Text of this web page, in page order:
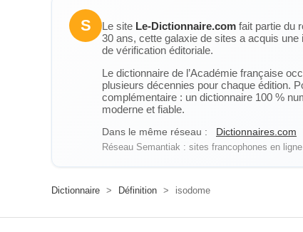
S Le site Le-Dictionnaire.com fait partie du
30 ans, cette galaxie de sites a acquis
de vérification éditoriale.
Le dictionnaire de l’Académie française
plusieurs décennies pour chaque édition.
complémentaire : un dictionnaire 100 %
moderne et fiable.
Dans le même réseau : Dictionnaires.com
Réseau Semantiak : sites francophones en
Dictionnaire > Définition > isodome